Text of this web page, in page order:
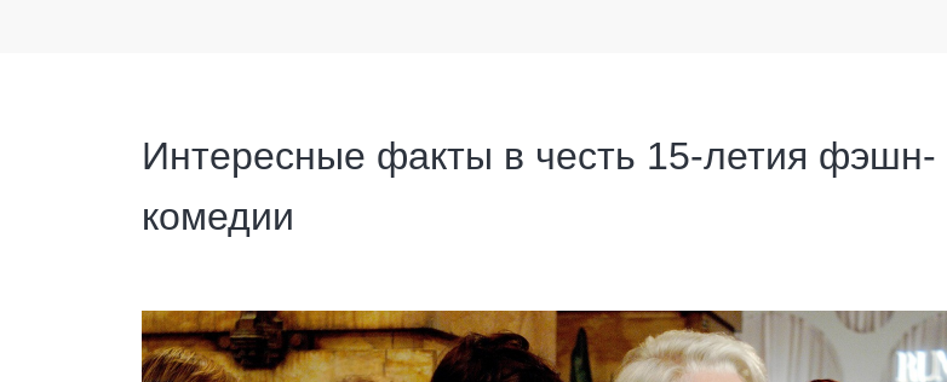
Интересные факты в честь 15-летия фэшн-
комедии